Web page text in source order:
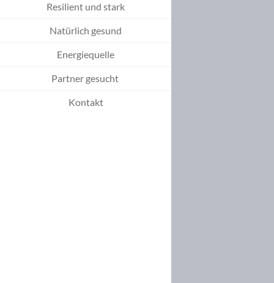
Resilient und stark
Natürlich gesund
Energiequelle
Partner gesucht
Kontakt